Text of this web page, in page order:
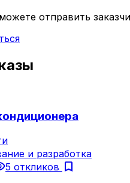
отправить
и разработка
5 откликов bookmark